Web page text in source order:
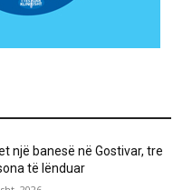
një banesë në Gostivar, tre
të lënduar